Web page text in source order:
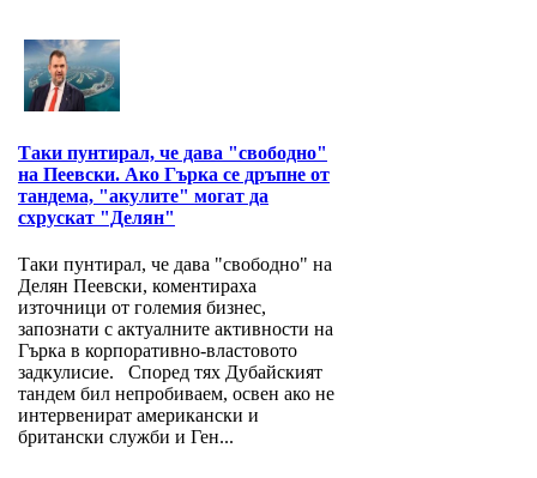
Таки пунтирал, че дава "свободно"
на Пеевски. Ако Гърка се дръпне от
тандема, "акулите" могат да
схрускат "Делян"
Таки пунтирал, че дава "свободно" на
Делян Пеевски, коментираха
източници от големия бизнес,
запознати с актуалните активности на
Гърка в корпоративно-властовото
задкулисие. Според тях Дубайският
тандем бил непробиваем, освен ако не
интервенират американски и
британски служби и Ген...